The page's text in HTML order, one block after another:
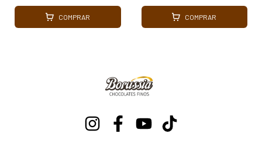
COMPRAR COMPRAR